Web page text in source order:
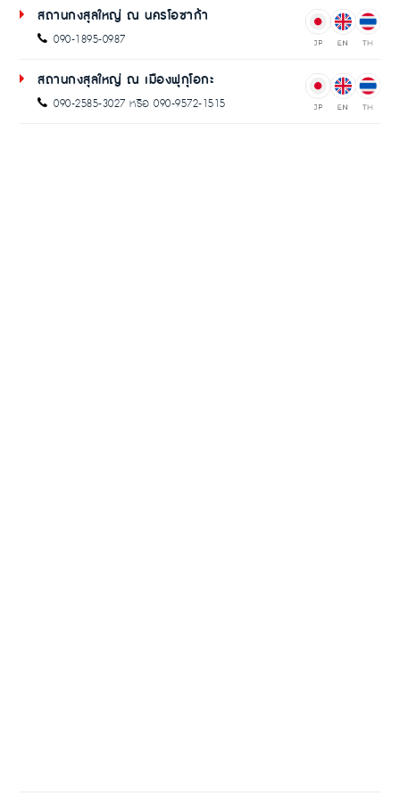
สถานกงสุลใหญ่ ณ นครโอซาก้า
090-1895-0987
สถานกงสุลใหญ่ ณ เมืองฟุกุโอกะ
090-2585-3027 หรือ 090-9572-1515